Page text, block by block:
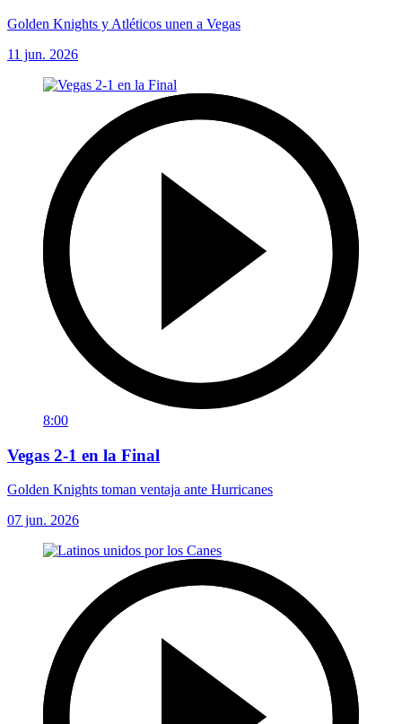
Golden Knights y Atléticos unen a Vegas
11 jun. 2026
8:00
Vegas 2-1 en la Final
Golden Knights toman ventaja ante Hurricanes
07 jun. 2026